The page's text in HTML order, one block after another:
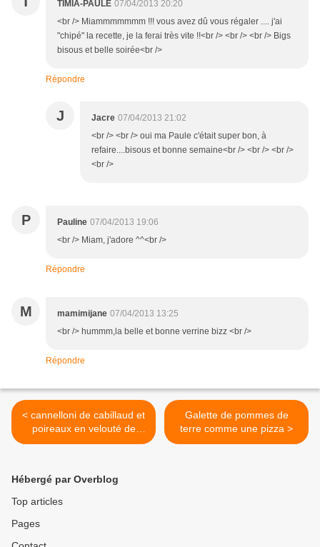
TIMIA-PAULE 07/04/2013 20:20
<br /> Miammmmmmm !!! vous avez dû vous régaler .... j'ai
"chipé" la recette, je la ferai très vite !!<br /> <br /> <br /> Bigs
bisous et belle soirée<br />
Répondre
J Jacre 07/04/2013 21:02
<br /> <br /> oui ma Paule c'était super bon, à
refaire....bisous et bonne semaine<br /> <br /> <br />
<br />
P Pauline 07/04/2013 19:06
<br /> Miam, j'adore ^^<br />
Répondre
M mamimijane 07/04/2013 13:25
<br /> hummm,la belle et bonne verrine bizz <br />
Répondre
< cannelloni de cabillaud et
poireaux en velouté de
mâche
Galette de pommes de
terre comme une pizza >
Hébergé par Overblog
Top articles
Pages